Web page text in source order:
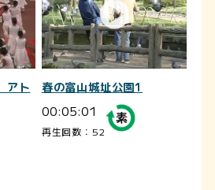
アト
春の富山城址公園1
00:05:01
再生回数：52